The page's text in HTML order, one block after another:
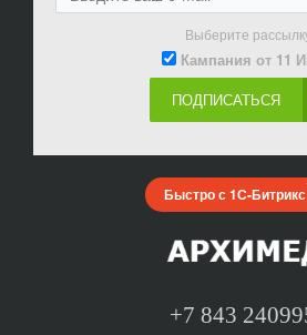
Выберите
Кампания от 11
ПОДПИСАТЬСЯ
Быстро с 1С-Битрикс
+7 843